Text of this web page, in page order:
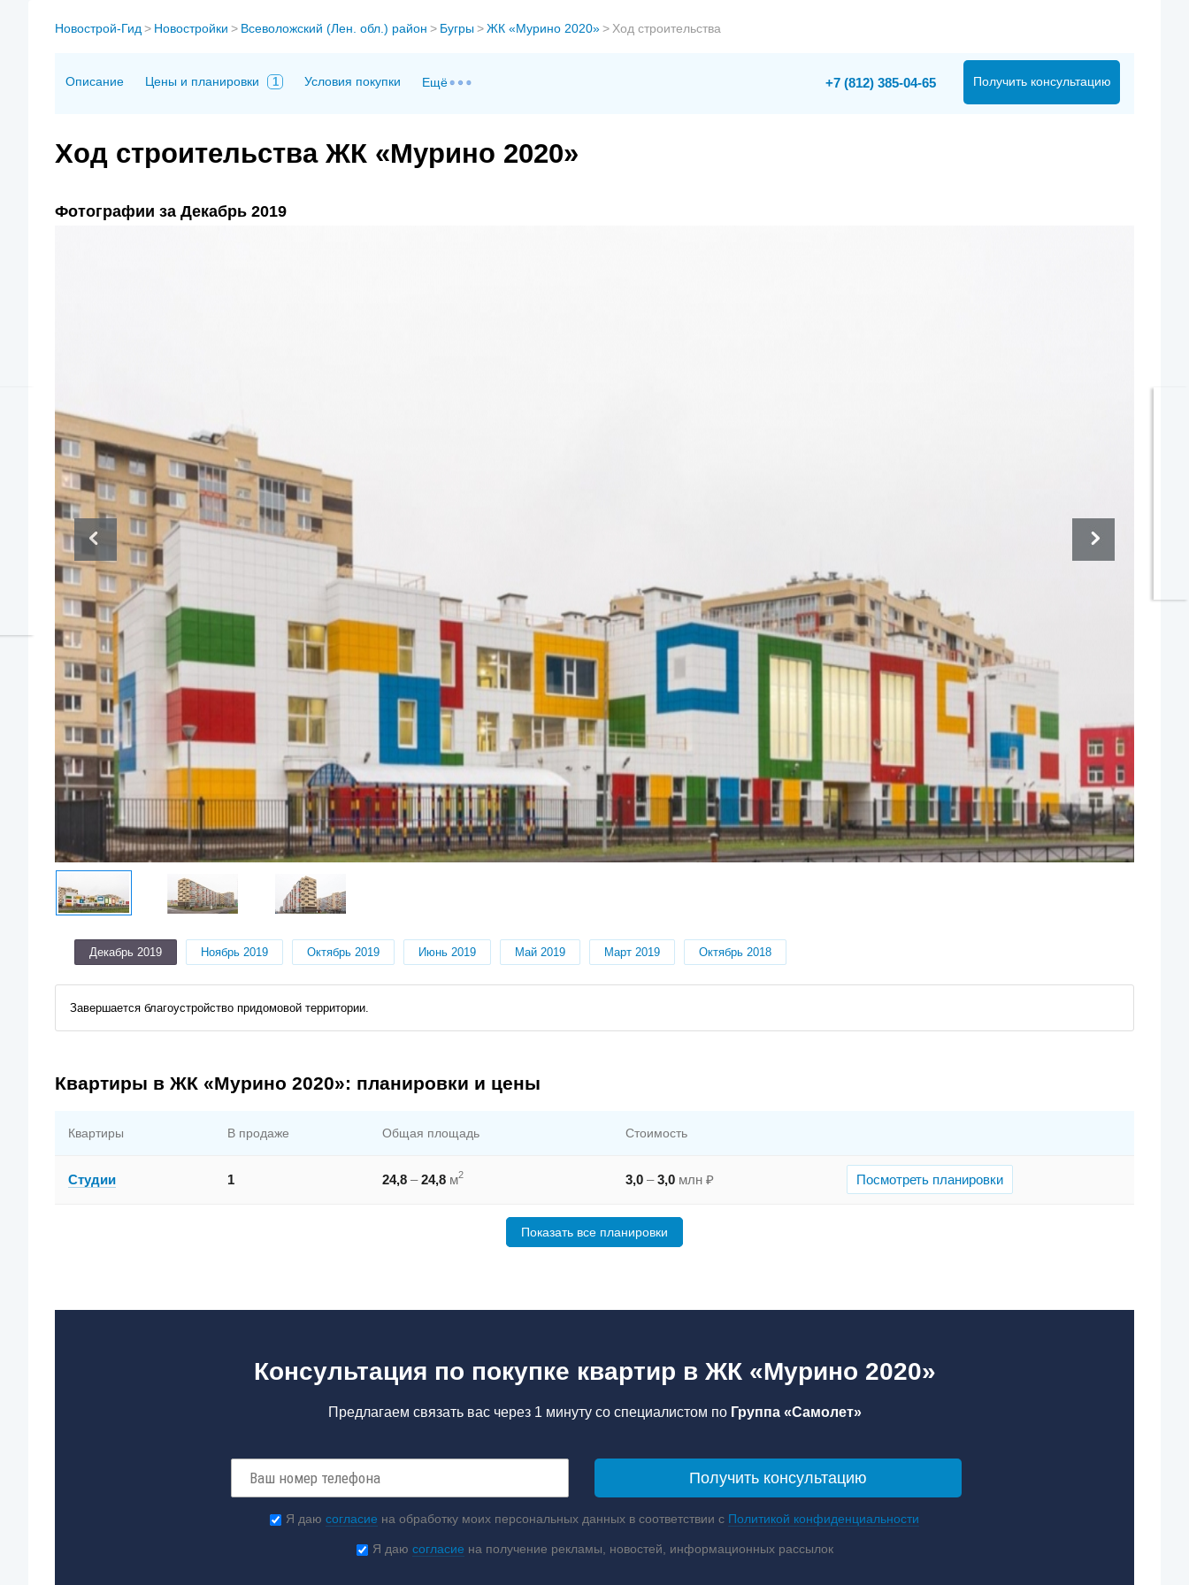
Новострой-Гид > Новостройки > Всеволожский (Лен. обл.) район > Бугры>ЖК «Мурино 2020»> Ход строительства
Описание Цены и планировки 1 Условия покупки Ещё Получить консультацию
+7 (812) 385-04-65
Ход строительства ЖК «Мурино 2020»
Фотографии за Декабрь 2019
Декабрь 2019 Ноябрь 2019 Октябрь 2019 Июнь 2019 Май 2019 Март 2019 Октябрь 2018
Завершается благоустройство придомовой территории.
Квартиры в ЖК «Мурино 2020»: планировки и цены
Квартиры В продаже Общая площадь Стоимость
Студии 1 24,8 –24,8 м2 3,0 –3,0 млн ₽ Посмотреть планировки
Показать все планировки
Консультация по покупке квартир в ЖК «Мурино 2020»
Предлагаем связать вас через 1 минуту со специалистом по Группа «Самолет»
Я даю согласие на обработку моих персональных данных в соответствии с Политикой конфиденциальности
Я даю согласие на получение рекламы, новостей, информационных рассылок